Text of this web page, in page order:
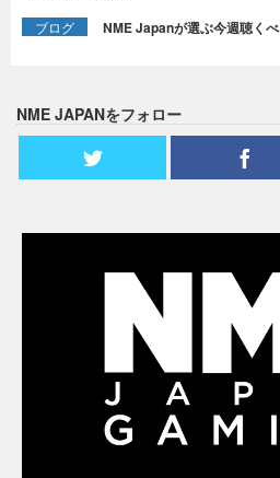
ブログ NME Japanが選ぶ今週聴く
NME JAPANをフォロー